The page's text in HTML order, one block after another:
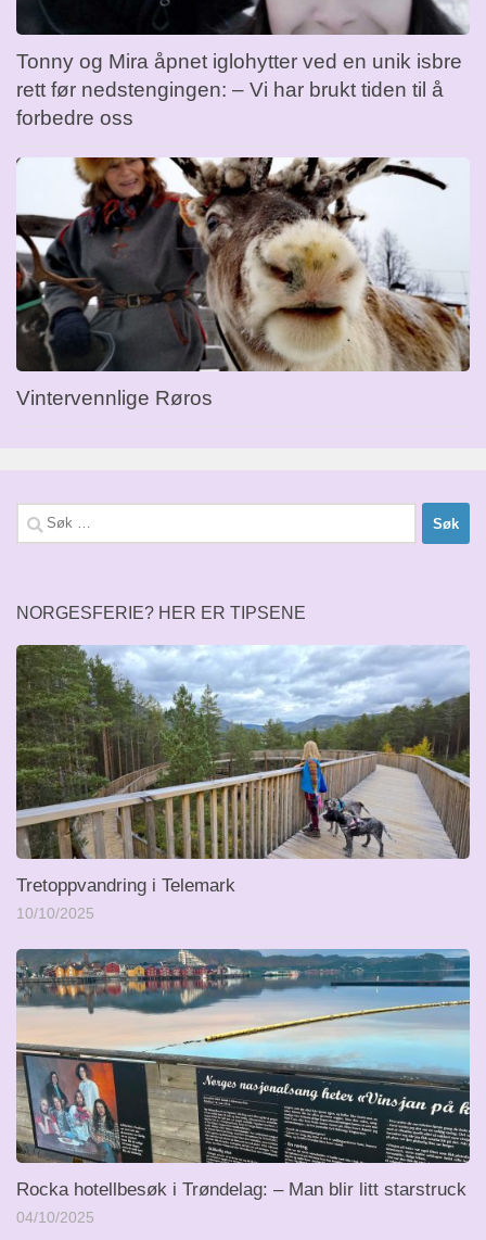
Tonny og Mira åpnet iglohytter ved en unik isbre
rett før nedstengingen: – Vi har brukt tiden til å
forbedre oss
Vintervennlige Røros
Søk
etter:
NORGESFERIE? HER ER TIPSENE
Tretoppvandring i Telemark
10/10/2025
Rocka hotellbesøk i Trøndelag: – Man blir litt starstruck
04/10/2025